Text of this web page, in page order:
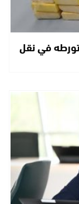
في نقل